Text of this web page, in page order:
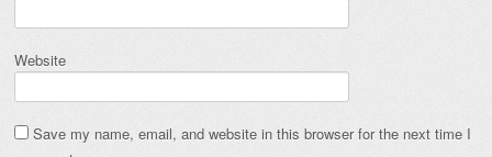
Website
Save my name, email, and website in this browser for the next time I